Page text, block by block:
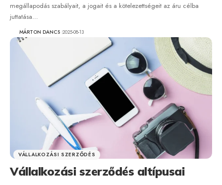
megállapodás szabályait, a jogait és a kötelezettségeit az áru célba
juttatása…
MÁRTON DANCS 2025-08-13
VÁLLALKOZÁSI SZERZŐDÉS
Vállalkozási szerződés altípusai